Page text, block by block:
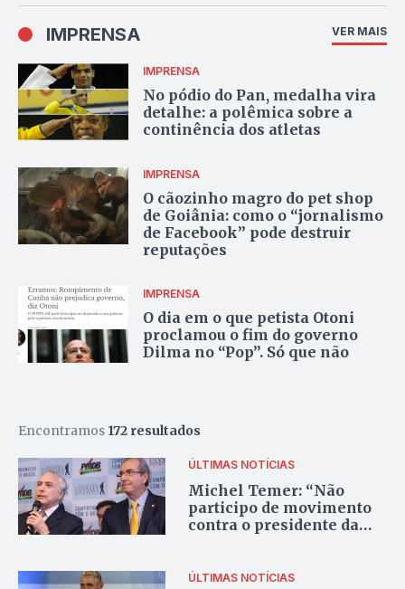
IMPRENSA VER MAIS
IMPRENSA
No pódio do Pan, medalha vira
detalhe: a polêmica sobre a
continência dos atletas
IMPRENSA
O cãozinho magro do pet shop
de Goiânia: como o “jornalismo
de Facebook” pode destruir
reputações
IMPRENSA
O dia em o que petista Otoni
proclamou o fim do governo
Dilma no “Pop”. Só que não
Encontramos 172 resultados
ÚLTIMAS NOTÍCIAS
Michel Temer: “Não
participo de movimento
contra o presidente da
ÚLTIMAS NOTÍCIAS